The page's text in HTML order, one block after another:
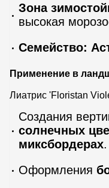
Зона
высокая
Семейство:
Применение в
Лиатрис 'Floristan
Создания
солнечных
миксбордерах.
Оформления